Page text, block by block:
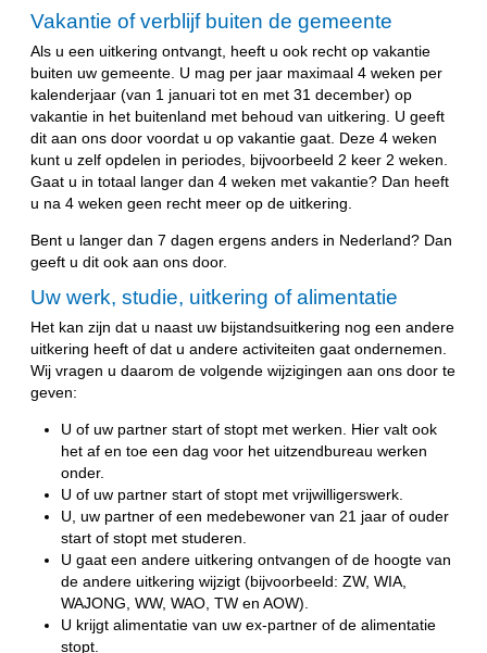
Vakantie of verblijf buiten de gemeente
Als u een uitkering ontvangt, heeft u ook recht op vakantie
buiten uw gemeente. U mag per jaar maximaal 4 weken per
kalenderjaar (van 1 januari tot en met 31 december) op
vakantie in het buitenland met behoud van uitkering. U geeft
dit aan ons door voordat u op vakantie gaat. Deze 4 weken
kunt u zelf opdelen in periodes, bijvoorbeeld 2 keer 2 weken.
Gaat u in totaal langer dan 4 weken met vakantie? Dan heeft
u na 4 weken geen recht meer op de uitkering.
Bent u langer dan 7 dagen ergens anders in Nederland? Dan
geeft u dit ook aan ons door.
Uw werk, studie, uitkering of alimentatie
Het kan zijn dat u naast uw bijstandsuitkering nog een andere
uitkering heeft of dat u andere activiteiten gaat ondernemen.
Wij vragen u daarom de volgende wijzigingen aan ons door te
geven:
U of uw partner start of stopt met werken. Hier valt ook
het af en toe een dag voor het uitzendbureau werken
onder.
U of uw partner start of stopt met vrijwilligerswerk.
U, uw partner of een medebewoner van 21 jaar of ouder
start of stopt met studeren.
U gaat een andere uitkering ontvangen of de hoogte van
de andere uitkering wijzigt (bijvoorbeeld: ZW, WIA,
WAJONG, WW, WAO, TW en AOW).
U krijgt alimentatie van uw ex-partner of de alimentatie
stopt.